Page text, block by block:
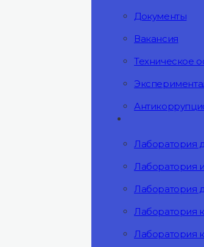
Документы
Вакансия
Техническое
Лаборатория
Лаборатория
Лаборатория
Лаборатория
Лаборатория